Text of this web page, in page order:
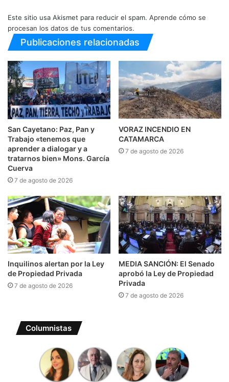
Este sitio usa Akismet para reducir el spam. Aprende cómo se
procesan los datos de tus comentarios.
Publicaciones relacionadas
San Cayetano: Paz, Pan y
Trabajo «tenemos que
aprender a dialogar y a
tratarnos bien» Mons. García
Cuerva
7 de agosto de 2026
VORAZ INCENDIO EN
CATAMARCA
7 de agosto de 2026
Inquilinos alertan por la Ley
de Propiedad Privada
7 de agosto de 2026
MEDIA SANCIÓN: El Senado
aprobó la Ley de Propiedad
Privada
7 de agosto de 2026
Columnistas